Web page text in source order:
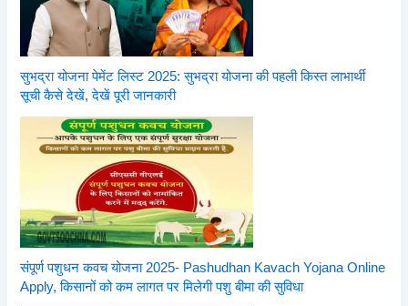
सुभद्रा योजना पेमेंट लिस्ट 2025: सुभद्रा योजना की पहली किस्त लाभार्थी
सूची कैसे देखें, देखें पूरी जानकारी
संपूर्ण पशुधन कवच योजना 2025- Pashudhan Kavach Yojana Online
Apply, किसानों को कम लागत पर मिलेगी पशु बीमा की सुविधा